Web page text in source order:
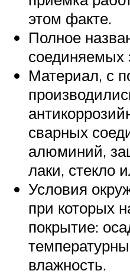
этом факте.
Полное
соединяемых
Материал, с
сварных
алюминий,
лаки, стекло
Условия
при которых
покрытие:
влажность.